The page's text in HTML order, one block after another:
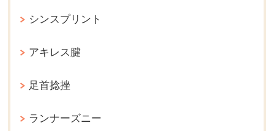
シンスプリント
アキレス腱
足首捻挫
ランナーズニー